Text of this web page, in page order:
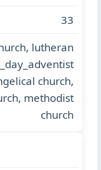
33
lutheran
church,
methodist
church